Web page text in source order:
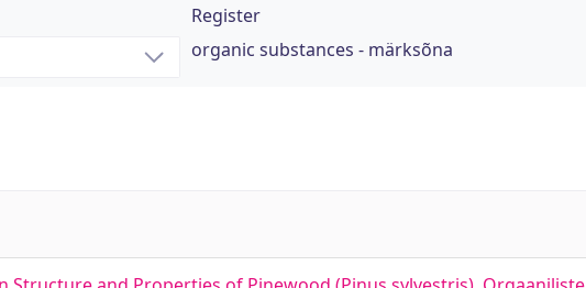
Register
organic substances - märksõna